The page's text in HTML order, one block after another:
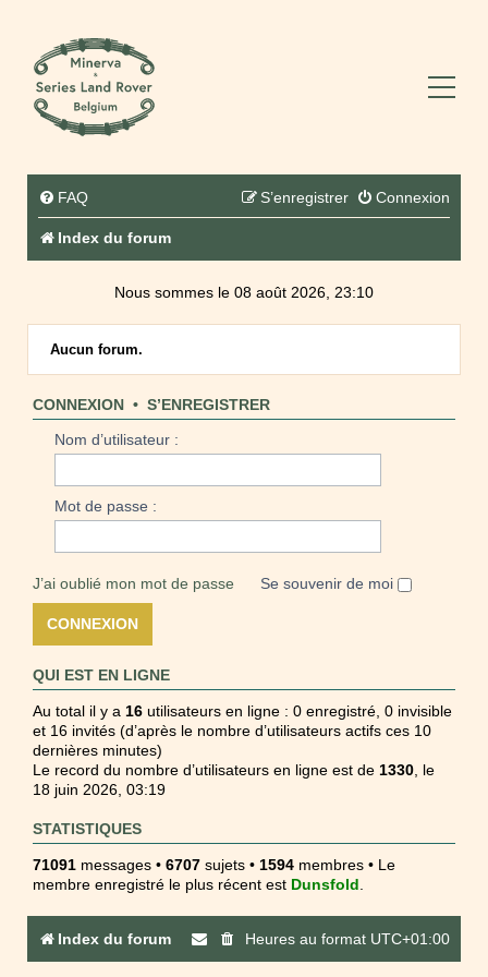
FAQ Connexion
S’enregistrer
Index du forum
Nous sommes le 08 août 2026, 23:10
Aucun forum.
CONNEXION • S’ENREGISTRER
Nom d’utilisateur :
Mot de passe :
J’ai oublié mon mot de passe Se souvenir de moi
QUI EST EN LIGNE
Au total il y a 16 utilisateurs en ligne : 0 enregistré, 0 invisible
et 16 invités (d’après le nombre d’utilisateurs actifs ces 10
dernières minutes)
Le record du nombre d’utilisateurs en ligne est de 1330 , le
18 juin 2026, 03:19
STATISTIQUES
71091 messages • 6707 sujets • 1594 membres • Le
membre enregistré le plus récent est Dunsfold
Index du forum Heures au format UTC+01:00